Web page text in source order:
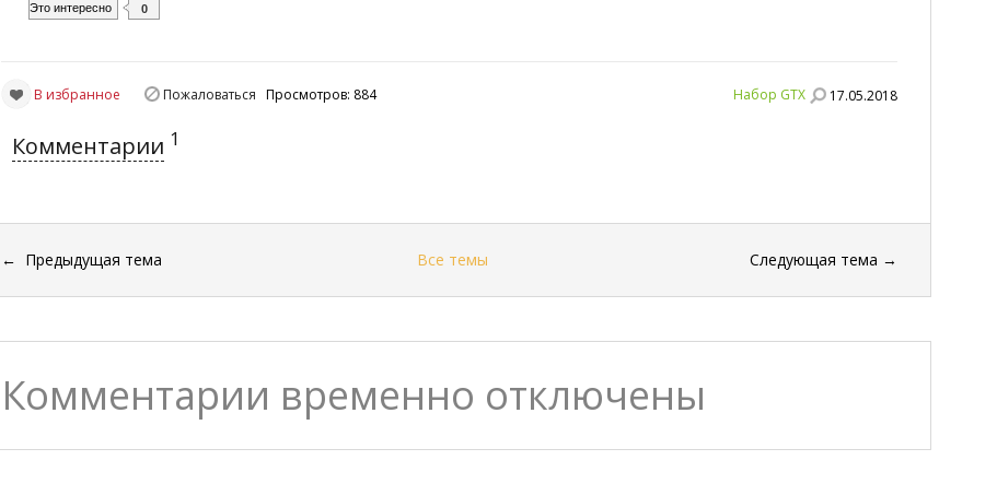
Это интересно 0
Набор GTX 17.05.2018
В избранное Пожаловаться Просмотров: 884
Комментарии 1
← Предыдущая тема Все темы Следующая тема →
Комментарии временно отключены